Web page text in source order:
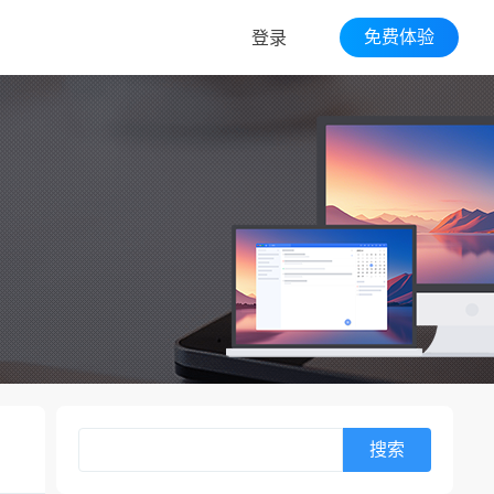
免费体验
登录
搜索